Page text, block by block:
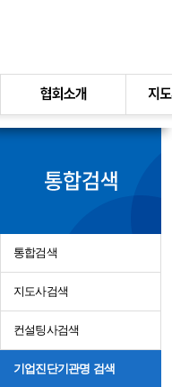
통합검색
지도사검색
컨설팅사검색
기업진단기관명 검색